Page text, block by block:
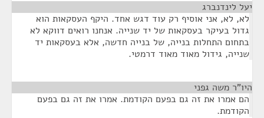
יעל לינדנברג
לא, לא, אני אוסיף רק עוד דגש אחד. היקף העסקאות הוא
גדול בעיקר בעסקאות של יד שנייה. אנחנו רואים דווקא לא
בתחום התחלות בנייה, של בנייה חדשה, אלא בעסקאות יד
שנייה, גידול מאוד מאוד דרמטי.
היו"ר משה גפני
הם אמרו את זה גם בפעם הקודמת. אמרו את זה גם בפעם
הקודמת.